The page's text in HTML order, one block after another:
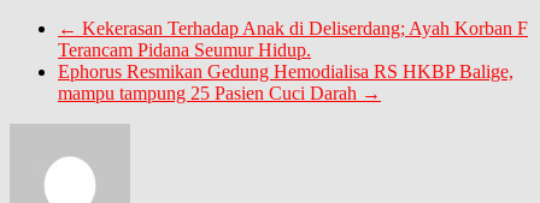
← Kekerasan Terhadap Anak di Deliserdang; Ayah Korban F
Terancam Pidana Seumur Hidup.
Ephorus Resmikan Gedung Hemodialisa RS HKBP Balige,
mampu tampung 25 Pasien Cuci Darah →